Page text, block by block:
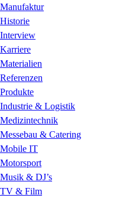
Manufaktur
Historie
Interview
Karriere
Materialien
Referenzen
Produkte
Industrie & Logistik
Medizintechnik
Messebau & Catering
Mobile IT
Motorsport
Musik & DJ’s
TV & Film